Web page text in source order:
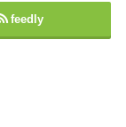
feedly